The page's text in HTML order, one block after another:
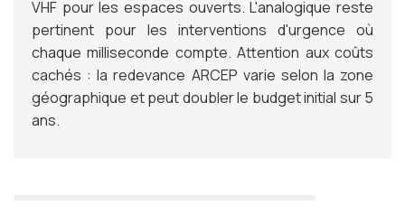
VHF pour les espaces ouverts. L'analogique reste
pertinent pour les interventions d'urgence où
chaque milliseconde compte. Attention aux coûts
cachés : la redevance ARCEP varie selon la zone
géographique et peut doubler le budget initial sur 5
ans.